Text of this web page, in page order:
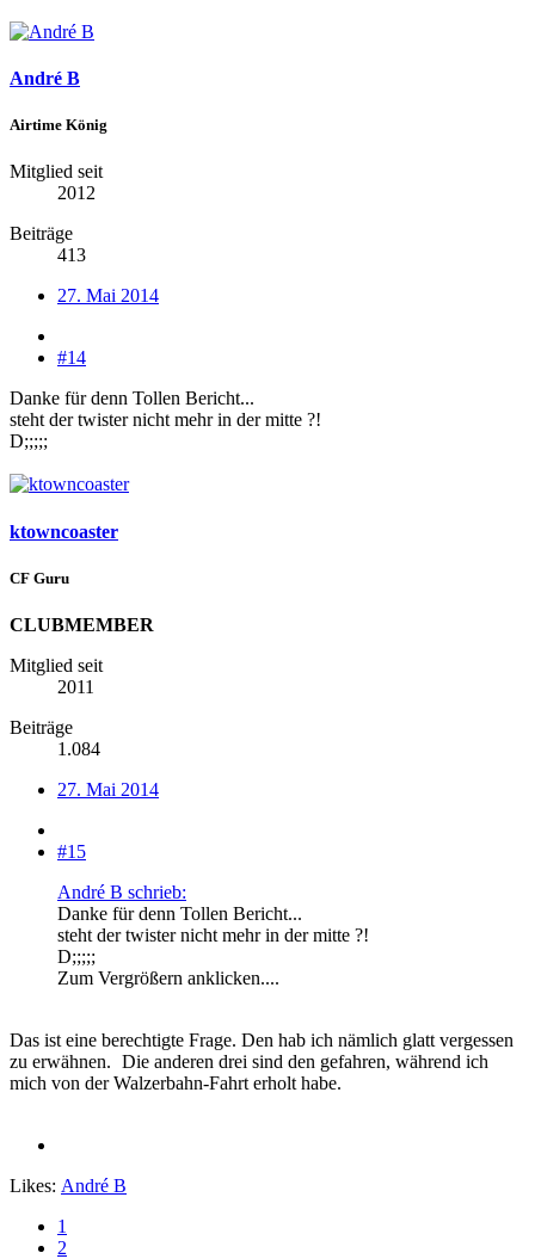
André B
Airtime König
Mitglied seit
2012
Beiträge
413
27. Mai 2014
#14
Danke für denn Tollen Bericht...
steht der twister nicht mehr in der mitte ?!
D;;;;;
ktowncoaster
CF Guru
CLUBMEMBER
Mitglied seit
2011
Beiträge
1.084
27. Mai 2014
#15
André B schrieb:
Danke für denn Tollen Bericht...
steht der twister nicht mehr in der mitte ?!
D;;;;;
Zum Vergrößern anklicken....
Das ist eine berechtigte Frage. Den hab ich nämlich glatt vergessen
zu erwähnen. Die anderen drei sind den gefahren, während ich
mich von der Walzerbahn-Fahrt erholt habe.
Likes: André B
1
2